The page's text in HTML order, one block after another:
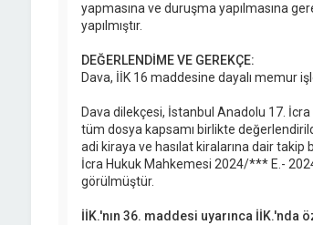
yapmasına ve duruşma yapılmasına
yapılmıştır.
DEĞERLENDİME VE GEREKÇE:
Dava, İİK 16 maddesine dayalı memur
Dava dilekçesi, İstanbul Anadolu 17. İcra
tüm dosya kapsamı birlikte
adi kiraya ve hasılat kiralarına dair takip
İcra Hukuk Mahkemesi 2024/*** E.-
görülmüştür.
İİK.'nın 36. maddesi uyarınca İİK.'nda